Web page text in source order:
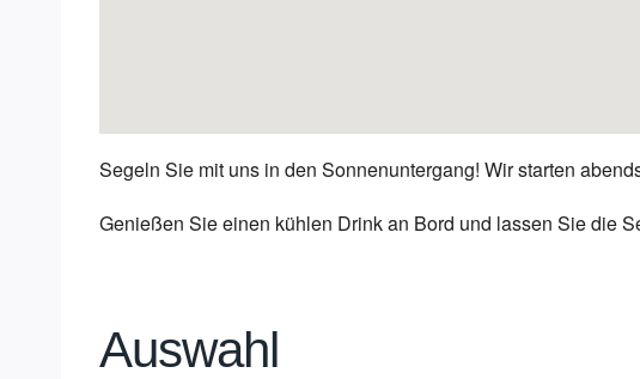
Segeln Sie mit uns in den Sonnenuntergang! Wir starten
Genießen Sie einen kühlen Drink an Bord und lassen Sie die
Auswahl